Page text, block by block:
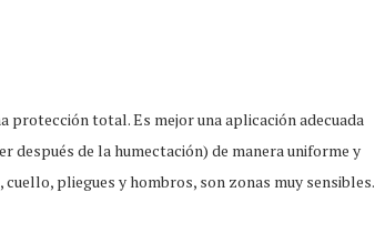
protección total. Es mejor una aplicación adecuada
después de la humectación) de manera uniforme y
pliegues y hombros, son zonas muy sensibles.